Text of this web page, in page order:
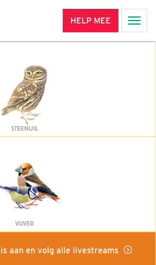
HELP MEE
STEENUIL
VIJVER
aan en volg alle livestreams